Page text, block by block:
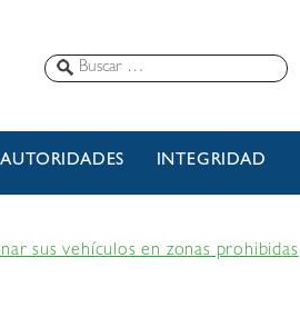
AUTORIDADES INTEGRIDAD
sus vehículos en zonas prohibidas